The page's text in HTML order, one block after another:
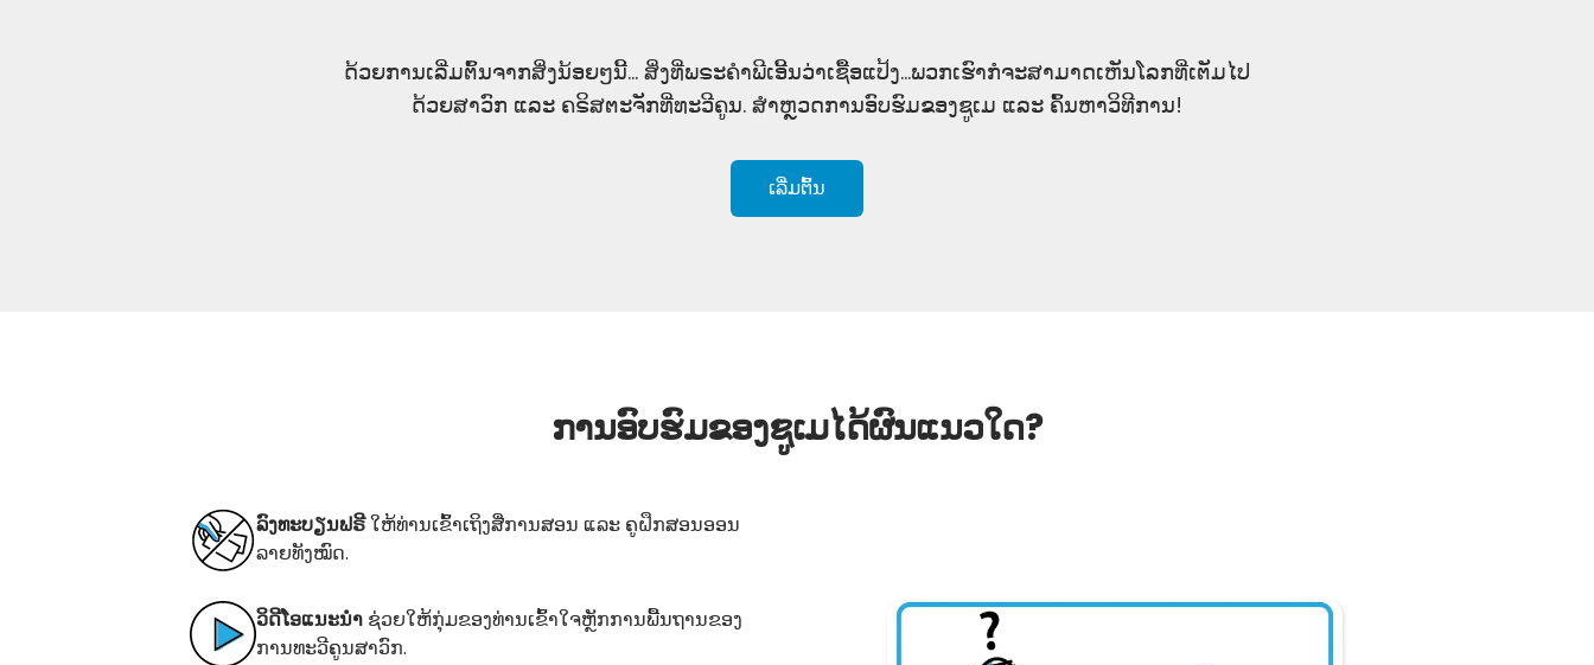
ດ້ວຍການເລີ່ມຕົ້ນຈາກສິ່ງນ້ອຍໆນີ້… ສິ່ງທີ່ພຣະຄຳພີເອີ້ນວ່າເຊື້ອແປ້ງ…ພວກເຮົາກໍຈະສາມາດເຫັນໂລກທີ່ເຕັມໄປ
ດ້ວຍສາວົກ ແລະ ຄຣິສຕະຈັກທີ່ທະວີຄູນ. ສຳຫຼວດການອົບຮົມຂອງຊູເມ ແລະ ຄົ້ນຫາວິທີການ!
ເລີ່ມຕົ້ນ
ການອົບຮົມຂອງຊູເມໄດ້ຜົນແນວໃດ?
ລົງທະບຽນຟຣີໃຫ້ທ່ານເຂົ້າເຖິງສື່ການສອນ ແລະ ຄູຝຶກສອນອອນ
ລາຍທັງໝົດ.
ວິດີໂອແນະນຳ ຊ່ວຍໃຫ້ກຸ່ມຂອງທ່ານເຂົ້າໃຈຫຼັກການພື້ນຖານຂອງ
ການທະວີຄູນສາວົກ.